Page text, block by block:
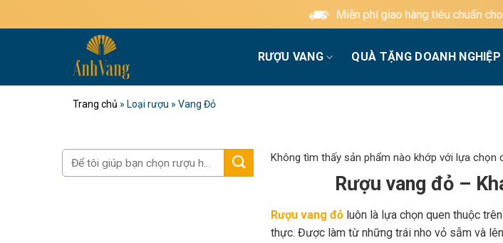
qua
Miễn phí giao hàng tiêu chuẩn cho các đơn hàng trên
RƯỢU VANG QUÀ TẶNG DOANH NGHIỆP
Trang chủ » Loại rượu » Vang Đỏ
Tìm
kiếm:
Không tìm thấy sản phẩm nào khớp với lựa chọn
Rượu vang đỏ –
Rượu vang đỏluôn là lựa chọn quen thuộc
thực. Được làm từ những trái nho vỏ sẫm và